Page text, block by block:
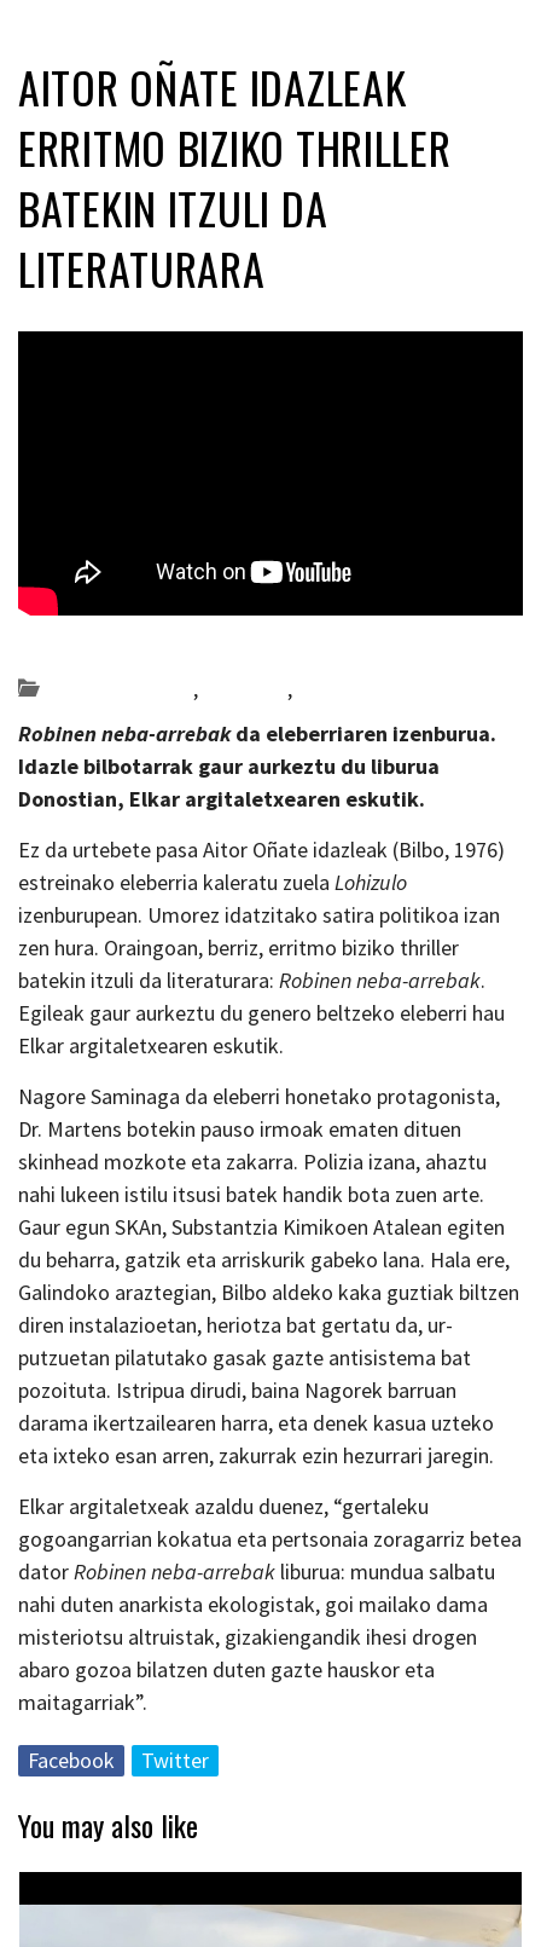
AITOR OÑATE IDAZLEAK
ERRITMO BIZIKO THRILLER
BATEKIN ITZULI DA
LITERATURARA
, ,
Robinen neba-arrebakda eleberriaren izenburua.
Idazle bilbotarrak gaur aurkeztu du liburua
Donostian, Elkar argitaletxearen eskutik.
Ez da urtebete pasa Aitor Oñate idazleak (Bilbo, 1976)
estreinako eleberria kaleratu zuela Lohizulo
izenburupean. Umorez idatzitako satira politikoa izan
zen hura. Oraingoan, berriz, erritmo biziko thriller
batekin itzuli da literaturara: Robinen neba-arrebak.
Egileak gaur aurkeztu du genero beltzeko eleberri hau
Elkar argitaletxearen eskutik.
Nagore Saminaga da eleberri honetako protagonista,
Dr. Martens botekin pauso irmoak ematen dituen
skinhead mozkote eta zakarra. Polizia izana, ahaztu
nahi lukeen istilu itsusi batek handik bota zuen arte.
Gaur egun SKAn, Substantzia Kimikoen Atalean egiten
du beharra, gatzik eta arriskurik gabeko lana. Hala ere,
Galindoko araztegian, Bilbo aldeko kaka guztiak biltzen
diren instalazioetan, heriotza bat gertatu da, ur-
putzuetan pilatutako gasak gazte antisistema bat
pozoituta. Istripua dirudi, baina Nagorek barruan
darama ikertzailearen harra, eta denek kasua uzteko
eta ixteko esan arren, zakurrak ezin hezurrari jaregin.
Elkar argitaletxeak azaldu duenez, “gertaleku
gogoangarrian kokatua eta pertsonaia zoragarriz betea
datorRobinen neba-arrebak liburua: mundua salbatu
nahi duten anarkista ekologistak, goi mailako dama
misteriotsu altruistak, gizakiengandik ihesi drogen
abaro gozoa bilatzen duten gazte hauskor eta
maitagarriak”.
Facebook Twitter
You may also like